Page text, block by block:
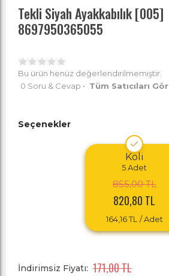
Tekli Siyah Ayakkabılık [005]
8697950365055
Bu ürün henüz değerlendirilmemiştir.
0 Soru & Cevap • Tüm Satıcıları Gör
Seçenekler
Koli
5Adet
855,00 TL
820,80 TL
164,16 TL / Adet
İndirimsiz Fiyatı: 171,00 TL